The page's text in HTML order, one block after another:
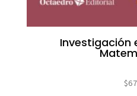
Investigación
$